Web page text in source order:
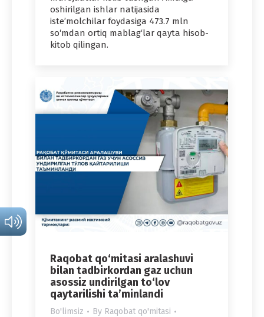
oshirilgan ishlar natijasida
iste’molchilar foydasiga 473.7 mln
so‘mdan ortiq mablag‘lar qayta hisob-
kitob qilingan.
Raqobat qo‘mitasi aralashuvi
bilan tadbirkordan gaz uchun
asossiz undirilgan to‘lov
qaytarilishi ta’minlandi
Bo'limsiz By Raqobat qo'mitasi